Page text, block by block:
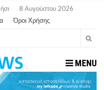
8 Αυγούστου 2026
Όροι Χρήσης
MENU
ΠΑΡΑΙΤΉΘΗΚΕ Η ΑΝΤΙΔΉΜΑΡΧΟΣ ΠΟΛΙΤΙΣΜΟΎ ΜΕΓΑΝΗΣΊΟΥ Κ . ΕΥΑΓΓΕΛΊΑ ΜΕΛΆ. Η ΕΠΙΣΤΟΛΉ ΤΗΣ ΠΑΡΑΊΤΗΣΗΣ